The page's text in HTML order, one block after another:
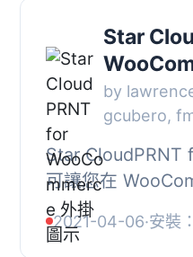
Star
by
gcubero,
Star CloudPRNT
可讓您在
商務網站中，每當
列印收據。, 這可
2021-04-06·安裝